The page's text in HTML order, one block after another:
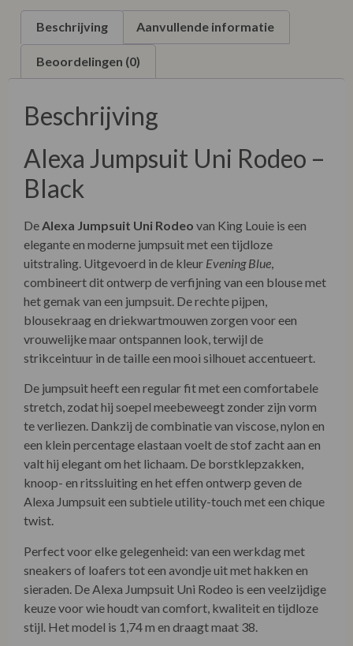
Beschrijving Aanvullende informatie
Beoordelingen (0)
Beschrijving
Alexa Jumpsuit Uni Rodeo –
Black
De Alexa Jumpsuit Uni Rodeo van King Louie is een
elegante en moderne jumpsuit met een tijdloze
uitstraling. Uitgevoerd in de kleur Evening Blue
combineert dit ontwerp de verfijning van een blouse met
het gemak van een jumpsuit. De rechte pijpen,
blousekraag en driekwartmouwen zorgen voor een
vrouwelijke maar ontspannen look, terwijl de
strikceintuur in de taille een mooi silhouet accentueert.
De jumpsuit heeft een regular fit met een comfortabele
stretch, zodat hij soepel meebeweegt zonder zijn vorm
te verliezen. Dankzij de combinatie van viscose, nylon en
een klein percentage elastaan voelt de stof zacht aan en
valt hij elegant om het lichaam. De borstklepzakken,
knoop- en ritssluiting en het effen ontwerp geven de
Alexa Jumpsuit een subtiele utility-touch met een chique
twist.
Perfect voor elke gelegenheid: van een werkdag met
sneakers of loafers tot een avondje uit met hakken en
sieraden. De Alexa Jumpsuit Uni Rodeo is een veelzijdige
keuze voor wie houdt van comfort, kwaliteit en tijdloze
stijl. Het model is 1,74 m en draagt maat 38.